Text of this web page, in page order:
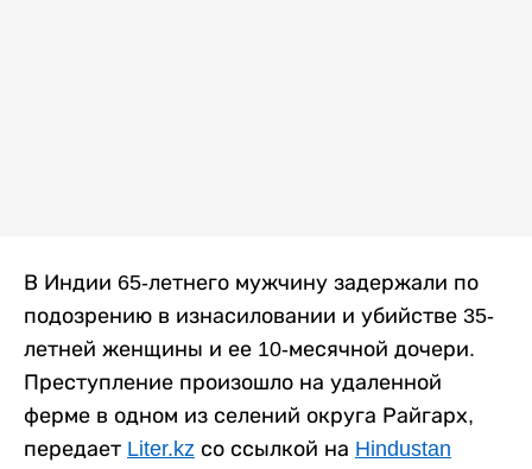
В Индии 65-летнего мужчину задержали по
подозрению в изнасиловании и убийстве 35-
летней женщины и ее 10-месячной дочери.
Преступление произошло на удаленной
ферме в одном из селений округа Райгарх,
передает Liter.kz со ссылкой на Hindustan